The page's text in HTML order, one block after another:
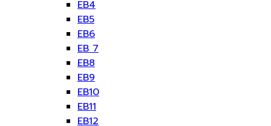
EB4
EB5
EB6
EB 7
EB8
EB9
EB10
EB11
EB12